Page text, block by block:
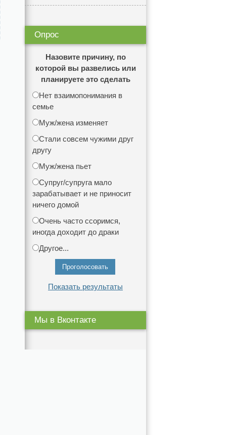
Опрос
Назовите причину, по
которой вы развелись или
планируете это сделать
Нет взаимопонимания в
семье
Муж/жена изменяет
Стали совсем чужими друг
другу
Муж/жена пьет
Супруг/супруга мало
зарабатывает и не приносит
ничего домой
Очень часто ссоримся,
иногда доходит до драки
Другое...
Показать результаты
Мы в Вконтакте